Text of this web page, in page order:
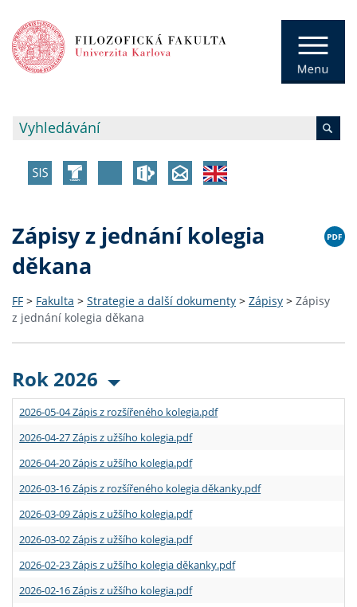
Zápisy z jednání kolegia
děkana
FF > Fakulta > Strategie a další dokumenty > Zápisy > Zápisy
z jednání kolegia děkana
Rok 2026
2026-05-04 Zápis z rozšířeného kolegia.pdf
2026-04-27 Zápis z užšího kolegia.pdf
2026-04-20 Zápis z užšího kolegia.pdf
2026-03-16 Zápis z rozšířeného kolegia děkanky.pdf
2026-03-09 Zápis z užšího kolegia.pdf
2026-03-02 Zápis z užšího kolegia.pdf
2026-02-23 Zápis z užšího kolegia děkanky.pdf
2026-02-16 Zápis z užšího kolegia.pdf